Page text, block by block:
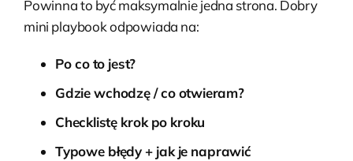
Powinna to być maksymalnie jedna strona. Dobry
mini playbook odpowiada na:
Po co to jest?
Gdzie wchodzę / co otwieram?
Checklistę krok po kroku
Typowe błędy + jak je naprawić